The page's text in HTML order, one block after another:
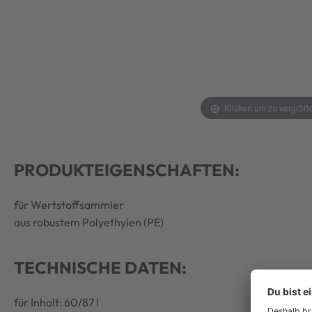
Klicken um zu
PRODUKTEIGENSCHAFTEN:
für Wertstoffsammler
aus robustem Polyethylen (PE)
TECHNISCHE DATEN:
für Inhalt: 60/87 l